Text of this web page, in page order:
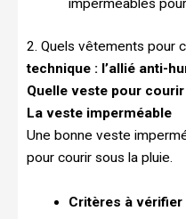
imperméables
2. Quels vêtements pour
technique : l’allié anti-
Quelle veste pour
La veste imperméable
Une bonne veste
pour courir sous la pluie.
Critères à vérifier